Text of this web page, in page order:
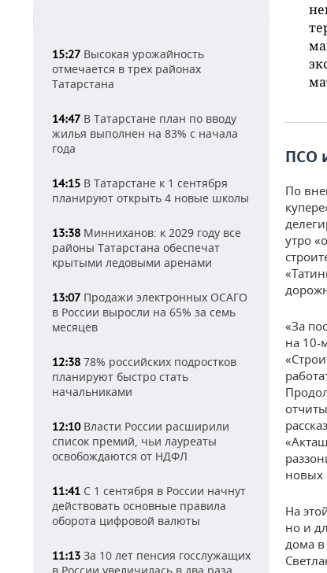
15:27 Высокая урожайность
отмечается в трех районах
Татарстана
14:47 В Татарстане план по вводу
жилья выполнен на 83% с начала
года
14:15 В Татарстане к 1 сентября
планируют открыть 4 новые школы
13:38 Минниханов: к 2029 году все
районы Татарстана обеспечат
крытыми ледовыми аренами
13:07 Продажи электронных ОСАГО
в России выросли на 65% за семь
месяцев
12:38 78% российских подростков
планируют быстро стать
начальниками
12:10Власти России расширили
список премий, чьи лауреаты
освобождаются от НДФЛ
11:41 С 1 сентября в России начнут
действовать основные правила
оборота цифровой валюты
11:13 За 10 лет пенсия госслужащих
ПСО
По
утро
«За
на 10-
новых
На
но и
дома в